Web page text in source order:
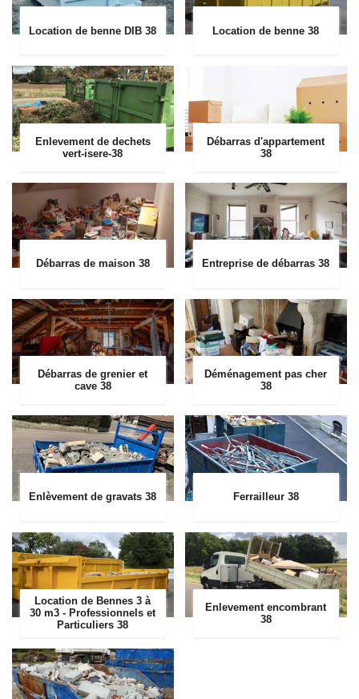
Location de benne DIB 38 Location de benne 38
Enlevement de dechets
vert-isere-38
Débarras d'appartement
38
Débarras de maison 38 Entreprise de débarras 38
Débarras de grenier et
cave 38
Déménagement pas cher
38
Enlèvement de gravats 38 Ferrailleur 38
Location de Bennes 3 à
30 m3 - Professionnels et
Particuliers 38
Enlevement encombrant
38